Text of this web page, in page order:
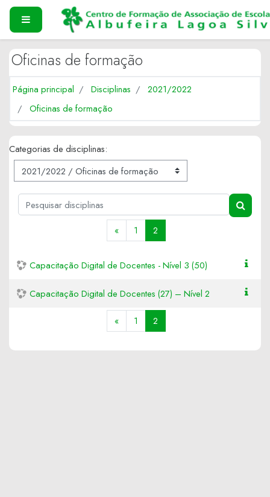
Ir para o conteúdo principal
PAINEL LATERAL
Oficinas de formação
Página principal Disciplinas
2021/2022
Oficinas de formação
Categorias de disciplinas:
Pesquisar disciplinas
«Anterior
1 2(atual)
Capacitação Digital de Docentes - Nível 3 (50)
Capacitação Digital de Docentes (27) – Nível 2
«Anterior
1 2(atual)